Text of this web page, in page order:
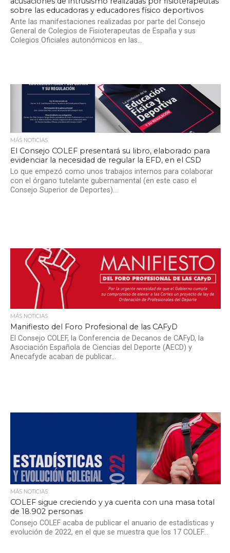
sobre las educadoras y educadores físico deportivos
Ante las manifestaciones realizadas por parte del Consejo
General de Colegios de Fisioterapeutas de España y sus
Colegios Oficiales autonómicos en las...
MÁS NOTICIAS
El Consejo COLEF presentará su libro, elaborado para
evidenciar la necesidad de regular la EFD, en el CSD
Lo que empezó como unos trabajos internos para colaborar
con el órgano tutelante gubernamental (en este caso el
Consejo Superior de Deportes)...
MÁS NOTICIAS
Manifiesto del Foro Profesional de las CAFyD
El Consejo COLEF, la Conferencia de Decanos de CAFyD, la
Asociación Española de Ciencias del Deporte (AECD) y
Anecafyde acaban de publicar...
MÁS NOTICIAS
COLEF sigue creciendo y ya cuenta con una masa total
de 18.902 personas
Consejo COLEF acaba de publicar el anuario de estadísticas y
evolución de 2022, en el que se muestra que los 17 COLEF...